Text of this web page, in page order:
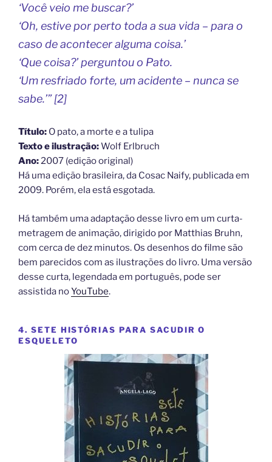
‘Você veio me buscar?’
‘Oh, estive por perto toda a sua vida – para o
caso de acontecer alguma coisa.’
‘Que coisa?’ perguntou o Pato.
‘Um resfriado forte, um acidente – nunca se
sabe.’”[2]
Título: O pato, a morte e a tulipa
Texto e ilustração:Wolf Erlbruch
Ano:2007 (edição original)
Há uma edição brasileira, da Cosac Naify, publicada em
2009. Porém, ela está esgotada.
Há também uma adaptação desse livro em um curta-
metragem de animação, dirigido por Matthias Bruhn,
com cerca de dez minutos. Os desenhos do filme são
bem parecidos com as ilustrações do livro. Uma versão
desse curta, legendada em português, pode ser
assistida noYouTube.
4. SETE HISTÓRIAS PARA SACUDIR O
ESQUELETO